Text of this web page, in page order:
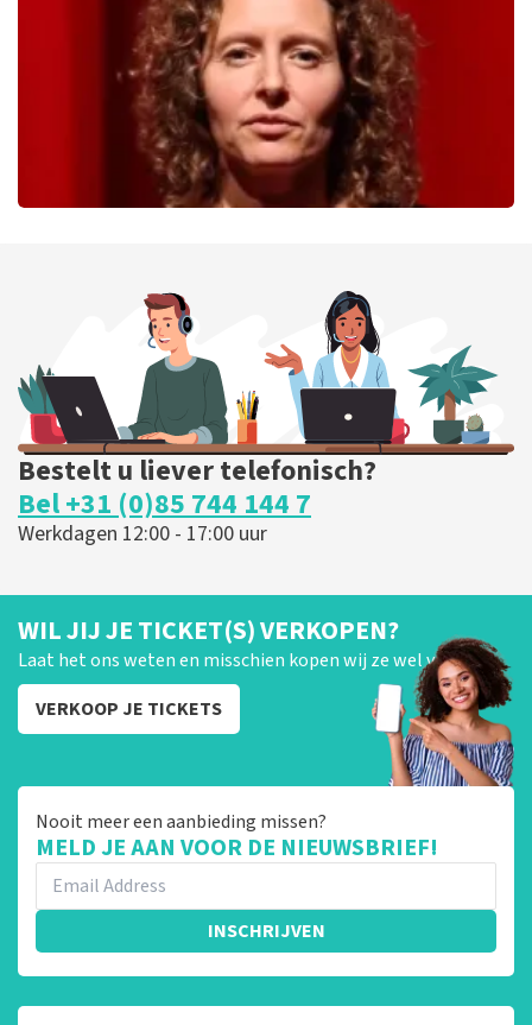
BESTEL NU
BESTEL NU
Bestelt u liever telefonisch?
Bel +31 (0)85 744 144 7
Werkdagen 12:00 - 17:00 uur
WIL JIJ JE TICKET(S) VERKOPEN?
Laat het ons weten en misschien kopen wij ze wel van je!
VERKOOP JE TICKETS
Nooit meer een aanbieding missen?
MELD JE AAN VOOR DE NIEUWSBRIEF!
INSCHRIJVEN